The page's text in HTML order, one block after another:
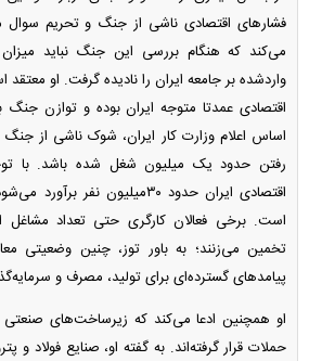
فشار‌های اقتصادی ناشی از جنگ و تحریم سوال
می‌کند که هنگام بررسی این جنگ نباید
واردشده بر جامعه ایران را نادیده گرفت. او
اقتصادی عمدتا متوجه ایران بوده و توازن
اساس اعلام وزارت کار ایران، شوک ناشی از
رفتن حدود یک میلیون شغل شده باشد. با
اقتصادی ایران حدود ۳۰‌میلیون نفر
است. برخی فعالان کارگری حتی تعداد مشاغل
تخمین می‌زنند؛ به باور توز، چنین وضعیتی
پیامد‌های گسترده‌ای برای تولید، مصرف و
او همچنین ادعا می‌کند که زیرساخت‌های
حملات قرار گرفته‌اند. به گفته او، صنایع فولاد